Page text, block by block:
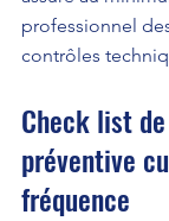
professionnel
contrôles
Check list
préventive
fréquence